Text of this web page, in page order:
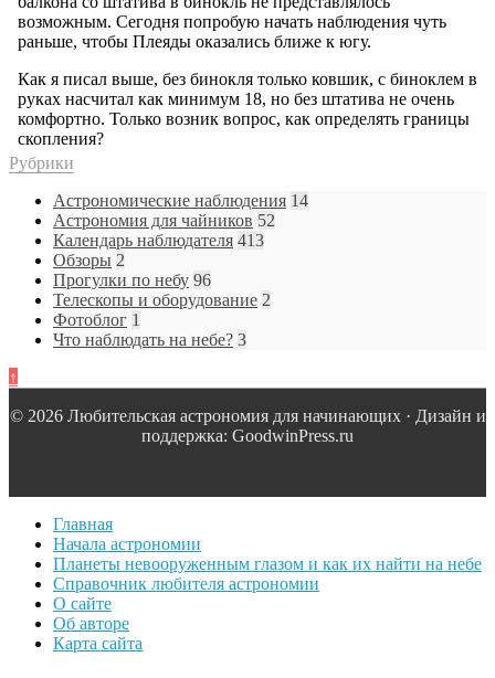
Рубрики
Астрономические наблюдения 14
Астрономия для чайников 52
Календарь наблюдателя 413
Обзоры 2
Прогулки по небу 96
Телескопы и оборудование 2
Фотоблог 1
Что наблюдать на небе? 3
↑
© 2026 Любительская астрономия для начинающих · Дизайн и
поддержка: GoodwinPress.ru
Главная
Начала астрономии
Планеты невооруженным глазом и как их найти на небе
Справочник любителя астрономии
О сайте
Об авторе
Карта сайта